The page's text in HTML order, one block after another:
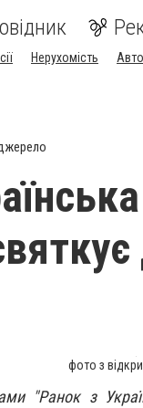
Нерухомість
фото з
"Ранок з